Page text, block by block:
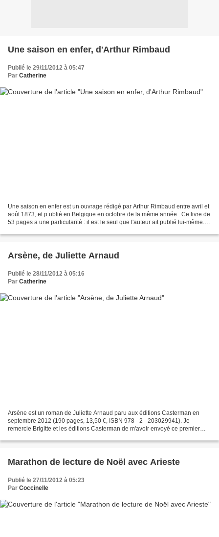
Une saison en enfer, d'Arthur Rimbaud
Publié le 29/11/2012 à 05:47
Par Catherine
Une saison en enfer est un ouvrage rédigé par Arthur Rimbaud entre avril et
août 1873, et p ublié en Belgique en octobre de la même année . Ce livre de
53 pages a une particularité : il est le seul que l'auteur ait publié lui-même.
Arsène, de Juliette Arnaud
Publié le 28/11/2012 à 05:16
Par Catherine
Arsène est un roman de Juliette Arnaud paru aux éditions Casterman en
septembre 2012 (190 pages, 13,50 €, ISBN 978 - 2 - 203029941). Je
remercie Brigitte et les éditions Casterman de m'avoir envoyé ce premier
Marathon de lecture de Noël avec Arieste
Publié le 27/11/2012 à 05:23
Par Coccinelle